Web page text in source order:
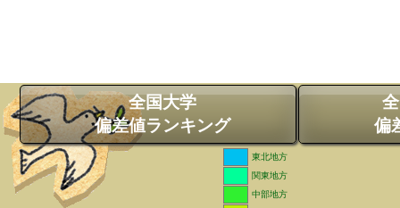
全国大学
偏差値ランキング
偏
東北地方
関東地方
中部地方